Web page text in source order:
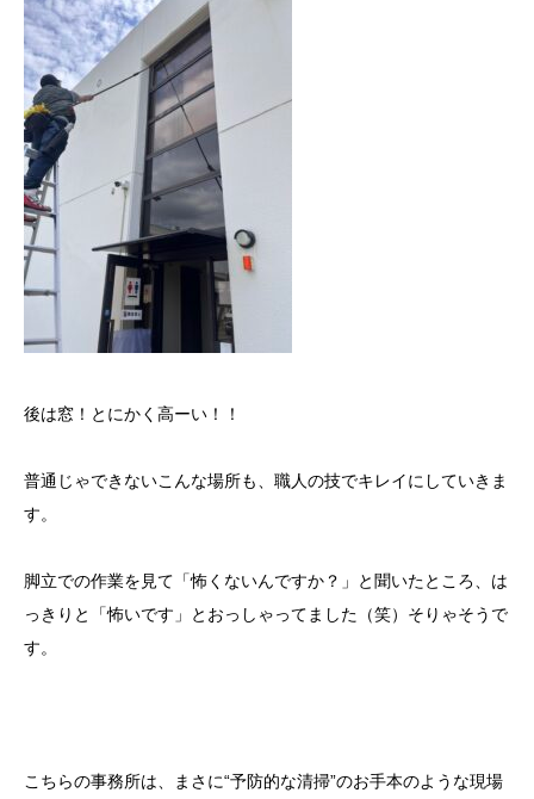
後は窓！とにかく高ーい！！
普通じゃできないこんな場所も、職人の技でキレイにしていきま
す。
脚立での作業を見て「怖くないんですか？」と聞いたところ、は
っきりと「怖いです」とおっしゃってました（笑）そりゃそうで
す。
こちらの事務所は、まさに“予防的な清掃”のお手本のような現場